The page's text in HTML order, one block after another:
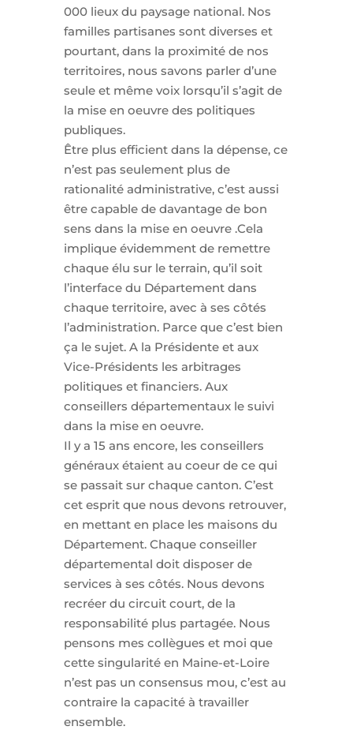
000 lieux du paysage national. Nos
familles partisanes sont diverses et
pourtant, dans la proximité de nos
territoires, nous savons parler d’une
seule et même voix lorsqu’il s’agit de
la mise en oeuvre des politiques
publiques.
Être plus efficient dans la dépense, ce
n’est pas seulement plus de
rationalité administrative, c’est aussi
être capable de davantage de bon
sens dans la mise en oeuvre .Cela
implique évidemment de remettre
chaque élu sur le terrain, qu’il soit
l’interface du Département dans
chaque territoire, avec à ses côtés
l’administration. Parce que c’est bien
ça le sujet. A la Présidente et aux
Vice-Présidents les arbitrages
politiques et financiers. Aux
conseillers départementaux le suivi
dans la mise en oeuvre.
Il y a 15 ans encore, les conseillers
généraux étaient au coeur de ce qui
se passait sur chaque canton. C’est
cet esprit que nous devons retrouver,
en mettant en place les maisons du
Département. Chaque conseiller
départemental doit disposer de
services à ses côtés. Nous devons
recréer du circuit court, de la
responsabilité plus partagée. Nous
pensons mes collègues et moi que
cette singularité en Maine-et-Loire
n’est pas un consensus mou, c’est au
contraire la capacité à travailler
ensemble.